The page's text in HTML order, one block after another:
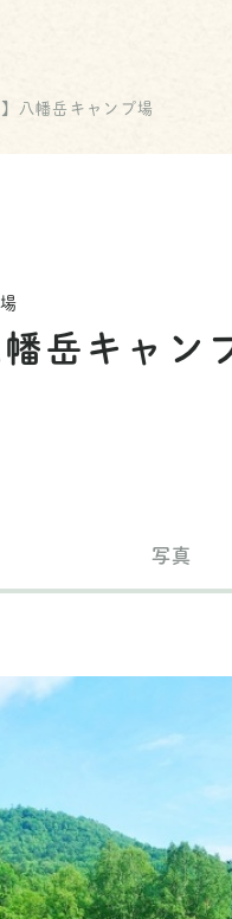
】八幡岳キャンプ場
岳キャン
写真